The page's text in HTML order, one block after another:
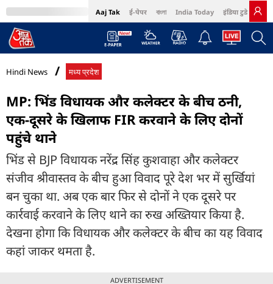
Aaj Tak ई-पेपर বাংলা India Today इंडिया टुडे हिंदी
MumbaiTak Cosmopolitan Harper's Bazaar Northeast
Hindi News मध्य प्रदेश
MP: भिंड विधायक और कलेक्टर के बीच ठनी,
एक-दूसरे के खिलाफ FIR करवाने के लिए दोनों
पहुंचे थाने
भिंड से BJP विधायक नरेंद्र सिंह कुशवाहा और कलेक्टर
संजीव श्रीवास्तव के बीच हुआ विवाद पूरे देश भर में सुर्खियां
बन चुका था. अब एक बार फिर से दोनों ने एक दूसरे पर
कार्रवाई करवाने के लिए थाने का रुख अख्तियार किया है.
देखना होगा कि विधायक और कलेक्टर के बीच का यह विवाद
कहां जाकर थमता है.
ADVERTISEMENT